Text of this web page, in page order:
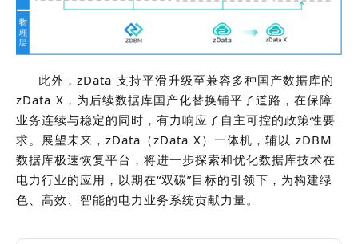
此外，zData 支持平滑升级至兼容多种国产数据库的
zData X，为后续数据库国产化替换铺平了道路，在保障
业务连续与稳定的同时，有力响应了自主可控的政策性要
求。展望未来，zData（zData X）一体机，辅以 zDBM
数据库极速恢复平台，将进一步探索和优化数据库技术在
电力行业的应用，以期在“双碳”目标的引领下，为构建绿
色、高效、智能的电力业务系统贡献力量。